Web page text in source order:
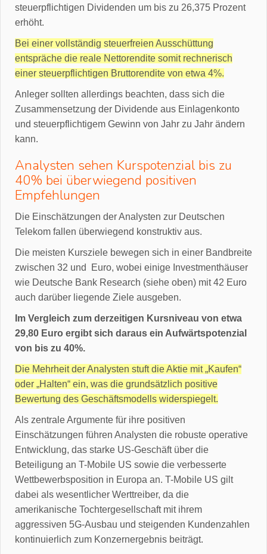
steuerpflichtigen Dividenden um bis zu 26,375 Prozent
erhöht.
Bei einer vollständig steuerfreien Ausschüttung
entspräche die reale Nettorendite somit rechnerisch
einer steuerpflichtigen Bruttorendite von etwa 4%.
Anleger sollten allerdings beachten, dass sich die
Zusammensetzung der Dividende aus Einlagenkonto
und steuerpflichtigem Gewinn von Jahr zu Jahr ändern
kann.
Analysten sehen Kurspotenzial bis zu
40% bei überwiegend positiven
Empfehlungen
Die Einschätzungen der Analysten zur Deutschen
Telekom fallen überwiegend konstruktiv aus.
Die meisten Kursziele bewegen sich in einer Bandbreite
zwischen 32 und Euro, wobei einige Investmenthäuser
wie Deutsche Bank Research (siehe oben) mit 42 Euro
auch darüber liegende Ziele ausgeben.
Im Vergleich zum derzeitigen Kursniveau von etwa
29,80 Euro ergibt sich daraus ein Aufwärtspotenzial
von bis zu 40%.
Die Mehrheit der Analysten stuft die Aktie mit „Kaufen“
oder „Halten“ ein, was die grundsätzlich positive
Bewertung des Geschäftsmodells widerspiegelt.
Als zentrale Argumente für ihre positiven
Einschätzungen führen Analysten die robuste operative
Entwicklung, das starke US-Geschäft über die
Beteiligung an T-Mobile US sowie die verbesserte
Wettbewerbsposition in Europa an. T-Mobile US gilt
dabei als wesentlicher Werttreiber, da die
amerikanische Tochtergesellschaft mit ihrem
aggressiven 5G-Ausbau und steigenden Kundenzahlen
kontinuierlich zum Konzernergebnis beiträgt.